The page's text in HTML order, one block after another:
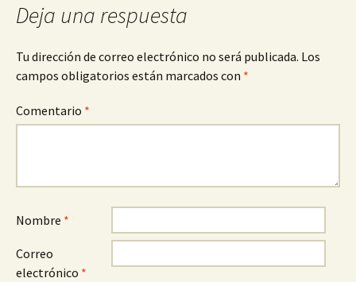
Deja una respuesta
Tu dirección de correo electrónico no será publicada. Los
campos obligatorios están marcados con *
Comentario *
Nombre *
Correo
electrónico *